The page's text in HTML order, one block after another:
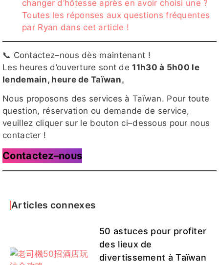
changer d’hôtesse après en avoir choisi une ?
Toutes les réponses aux questions fréquentes
par Ryan dans cet article !
📞 Contactez–nous dès maintenant !
Les heures d’ouverture sont de11h30 à 5h00 le
lendemain, heure de Taïwan。
Nous proposons des services à Taïwan. Pour toute
question, réservation ou demande de service,
veuillez cliquer sur le bouton ci–dessous pour nous
contacter !
Contactez–nous
Articles connexes
50 astuces pour profiter
des lieux de
divertissement à Taïwan